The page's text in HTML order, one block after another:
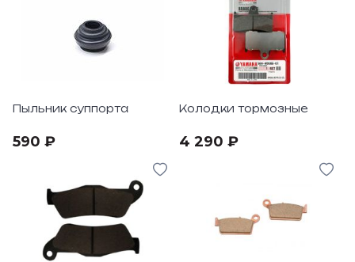
Пыльник суппорта
590 ₽
Колодки тормозные
4 290 ₽